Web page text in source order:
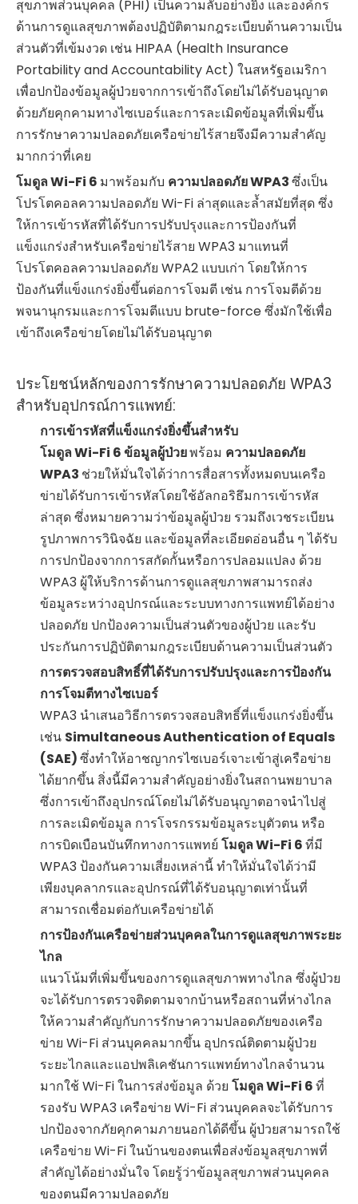
สุขภาพส่วนบุคคล (PHI) เป็นความลับอย่างยิ่ง และองค์กร
ด้านการดูแลสุขภาพต้องปฏิบัติตามกฎระเบียบด้านความเป็น
ส่วนตัวที่เข้มงวด เช่น HIPAA (Health Insurance
Portability and Accountability Act) ในสหรัฐอเมริกา
เพื่อปกป้องข้อมูลผู้ป่วยจากการเข้าถึงโดยไม่ได้รับอนุญาต
ด้วยภัยคุกคามทางไซเบอร์และการละเมิดข้อมูลที่เพิ่มขึ้น
การรักษาความปลอดภัยเครือข่ายไร้สายจึงมีความสำคัญ
มากกว่าที่เคย
โมดูล Wi-Fi 6 มาพร้อมกับ ความปลอดภัย WPA3ซึ่งเป็น
โปรโตคอลความปลอดภัย Wi-Fi ล่าสุดและล้ำสมัยที่สุด ซึ่ง
ให้การเข้ารหัสที่ได้รับการปรับปรุงและการป้องกันที่
แข็งแกร่งสำหรับเครือข่ายไร้สาย WPA3 มาแทนที่
โปรโตคอลความปลอดภัย WPA2 แบบเก่า โดยให้การ
ป้องกันที่แข็งแกร่งยิ่งขึ้นต่อการโจมตี เช่น การโจมตีด้วย
พจนานุกรมและการโจมตีแบบ brute-force ซึ่งมักใช้เพื่อ
เข้าถึงเครือข่ายโดยไม่ได้รับอนุญาต
ประโยชน์หลักของการรักษาความปลอดภัย WPA3
สำหรับอุปกรณ์การแพทย์:
การเข้ารหัสที่แข็งแกร่งยิ่งขึ้นสำหรับ
โมดูล Wi-Fi 6 ข้อมูลผู้ป่วยพร้อม ความปลอดภัย
WPA3 ช่วยให้มั่นใจได้ว่าการสื่อสารทั้งหมดบนเครือ
ข่ายได้รับการเข้ารหัสโดยใช้อัลกอริธึมการเข้ารหัส
ล่าสุด ซึ่งหมายความว่าข้อมูลผู้ป่วย รวมถึงเวชระเบียน
รูปภาพการวินิจฉัย และข้อมูลที่ละเอียดอ่อนอื่น ๆ ได้รับ
การปกป้องจากการสกัดกั้นหรือการปลอมแปลง ด้วย
WPA3 ผู้ให้บริการด้านการดูแลสุขภาพสามารถส่ง
ข้อมูลระหว่างอุปกรณ์และระบบทางการแพทย์ได้อย่าง
ปลอดภัย ปกป้องความเป็นส่วนตัวของผู้ป่วย และรับ
ประกันการปฏิบัติตามกฎระเบียบด้านความเป็นส่วนตัว
การตรวจสอบสิทธิ์ที่ได้รับการปรับปรุงและการป้องกัน
การโจมตีทางไซเบอร์
WPA3 นำเสนอวิธีการตรวจสอบสิทธิ์ที่แข็งแกร่งยิ่งขึ้น
เช่น Simultaneous Authentication of Equals
(SAE)ซึ่งทำให้อาชญากรไซเบอร์เจาะเข้าสู่เครือข่าย
ได้ยากขึ้น สิ่งนี้มีความสำคัญอย่างยิ่งในสถานพยาบาล
ซึ่งการเข้าถึงอุปกรณ์โดยไม่ได้รับอนุญาตอาจนำไปสู่
การละเมิดข้อมูล การโจรกรรมข้อมูลระบุตัวตน หรือ
การบิดเบือนบันทึกทางการแพทย์ โมดูล Wi-Fi 6ที่มี
WPA3 ป้องกันความเสี่ยงเหล่านี้ ทำให้มั่นใจได้ว่ามี
เพียงบุคลากรและอุปกรณ์ที่ได้รับอนุญาตเท่านั้นที่
สามารถเชื่อมต่อกับเครือข่ายได้
การป้องกันเครือข่ายส่วนบุคคลในการดูแลสุขภาพระยะ
ไกล
แนวโน้มที่เพิ่มขึ้นของการดูแลสุขภาพทางไกล ซึ่งผู้ป่วย
จะได้รับการตรวจติดตามจากบ้านหรือสถานที่ห่างไกล
ให้ความสำคัญกับการรักษาความปลอดภัยของเครือ
ข่าย Wi-Fi ส่วนบุคคลมากขึ้น อุปกรณ์ติดตามผู้ป่วย
ระยะไกลและแอปพลิเคชันการแพทย์ทางไกลจำนวน
มากใช้ Wi-Fi ในการส่งข้อมูล ด้วย โมดูล Wi-Fi 6ที่
รองรับ WPA3 เครือข่าย Wi-Fi ส่วนบุคคลจะได้รับการ
ปกป้องจากภัยคุกคามภายนอกได้ดีขึ้น ผู้ป่วยสามารถใช้
เครือข่าย Wi-Fi ในบ้านของตนเพื่อส่งข้อมูลสุขภาพที่
สำคัญได้อย่างมั่นใจ โดยรู้ว่าข้อมูลสุขภาพส่วนบุคคล
ของตนมีความปลอดภัย